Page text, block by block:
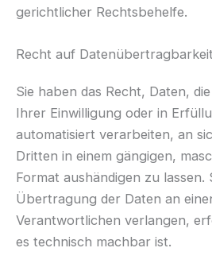
gerichtlicher Rechtsbehelfe.
Recht auf Daten­übertrag­barkeit
Sie haben das Recht, Daten,
Ihrer Einwilligung oder in
automatisiert verarbeiten, an
Dritten in einem gängigen,
Format aushändigen zu lassen.
Übertragung der Daten an
Verantwortlichen verlangen,
es technisch machbar ist.